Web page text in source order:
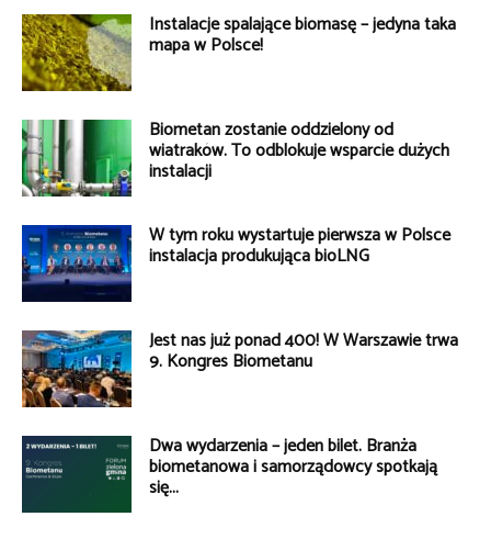
Instalacje spalające biomasę – jedyna taka
mapa w Polsce!
Biometan zostanie oddzielony od
wiatraków. To odblokuje wsparcie dużych
instalacji
W tym roku wystartuje pierwsza w Polsce
instalacja produkująca bioLNG
Jest nas już ponad 400! W Warszawie trwa
9. Kongres Biometanu
Dwa wydarzenia – jeden bilet. Branża
biometanowa i samorządowcy spotkają
się...